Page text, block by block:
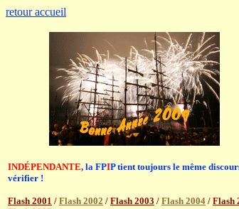
retour accueil
INDÉPENDANTE, la FPIP tient toujours le même
vérifier !
Flash 2001 / Flash 2002 / Flash 2003 / Flash 2004 / Flash